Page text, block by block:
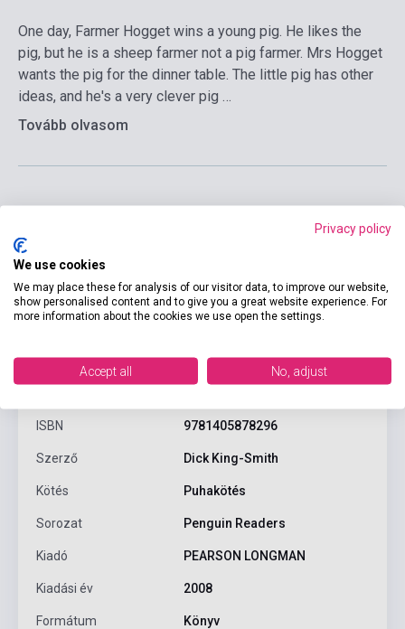
One day, Farmer Hogget wins a young pig. He likes the
pig, but he is a sheep farmer not a pig farmer. Mrs Hogget
wants the pig for the dinner table. The little pig has other
ideas, and he's a very clever pig …
Tovább olvasom
Termékjellemzők
ISBN 9781405878296
Szerző Dick King-Smith
Kötés Puhakötés
Sorozat Penguin Readers
Kiadó PEARSON LONGMAN
Kiadási év 2008
Formátum Könyv
Privacy policy
We use cookies
We may place these for analysis of our visitor data, to improve our website,
show personalised content and to give you a great website experience. For
more information about the cookies we use open the settings.
Accept all No, adjust